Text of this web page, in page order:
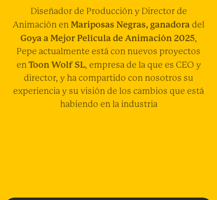
Diseñador de Producción y Director de
Animación en Mariposas Negras, ganadora del
Goya a Mejor Película de Animación 2025,
Pepe actualmente está con nuevos proyectos
en Toon Wolf SL, empresa de la que es CEO y
director, y ha compartido con nosotros su
experiencia y su visión de los cambios que está
habiendo en la industria